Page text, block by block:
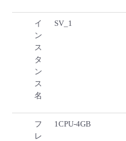
イ
ン
ス
タ
ン
ス
名
SV_1
フ
レ
1CPU-4GB